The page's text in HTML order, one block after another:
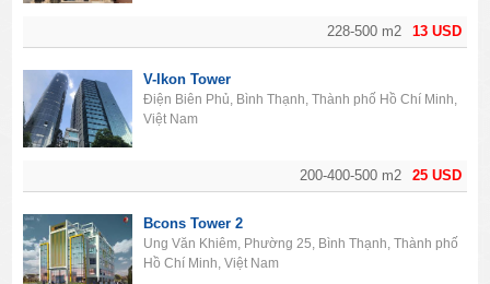
13 USD
228-500 m2
25 USD
200-400-500 m2
V-Ikon Tower
Điện Biên Phủ, Bình Thạnh, Thành phố Hồ Chí Minh,
Việt Nam
Bcons Tower 2
Ung Văn Khiêm, Phường 25, Bình Thạnh, Thành phố
Hồ Chí Minh, Việt Nam